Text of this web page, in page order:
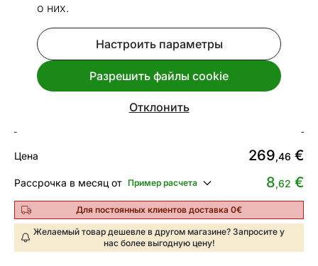
о них.
Настроить параметры
Разрешить файлы cookie
Отклонить
Быстрая доставка!
Narma smartWeave® ковер Tsirgu
white 200x300 см
Код 150698
Срок доставки между 13.08 - 20.08
Цена 269,46 €
Рассрочка в месяц от Пример расчета 8,62 €
Для постоянных клиентов доставка 0€
Желаемый товар дешевле в другом магазине? Запросите у
нас более выгодную цену!